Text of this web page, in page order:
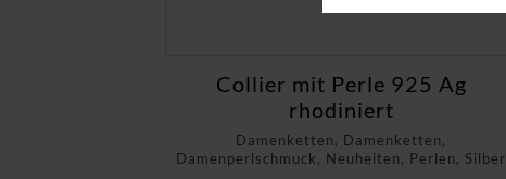
Damenketten, Damenketten,
Damenperlschmuck, Neuheiten, Perlen, Silber
Collier mit Perle 925 Ag
rhodiniert